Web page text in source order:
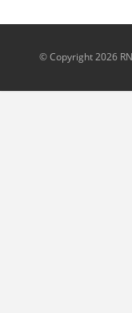
© Copyright 2026